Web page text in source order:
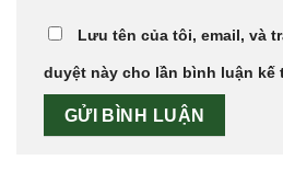
Lưu tên của tôi, email, và
duyệt này cho lần bình luận kế